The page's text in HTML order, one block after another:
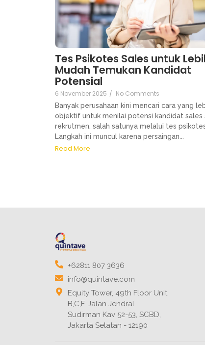
Tes Psikotes Sales untuk
Mudah Temukan Kandidat
Potensial
6 November 2025 / No Comments
Banyak perusahaan kini mencari cara yang
objektif untuk menilai potensi kandidat sales
rekrutmen, salah satunya melalui tes
Langkah ini muncul karena persaingan...
Read More
+62811 807 3636
info@quintave.com
Equity Tower, 49th Floor Unit
B,C,F. Jalan Jendral
Sudirman Kav 52-53, SCBD,
Jakarta Selatan - 12190